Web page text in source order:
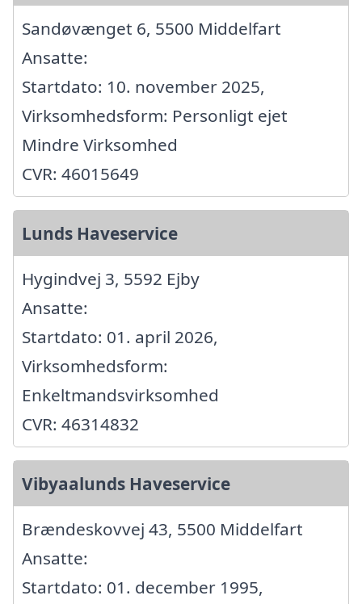
Sandøvænget 6, 5500 Middelfart
Ansatte:
Startdato: 10. november 2025,
Virksomhedsform: Personligt ejet
Mindre Virksomhed
CVR: 46015649
Lunds Haveservice
Hygindvej 3, 5592 Ejby
Ansatte:
Startdato: 01. april 2026,
Virksomhedsform:
Enkeltmandsvirksomhed
CVR: 46314832
Vibyaalunds Haveservice
Brændeskovvej 43, 5500 Middelfart
Ansatte:
Startdato: 01. december 1995,